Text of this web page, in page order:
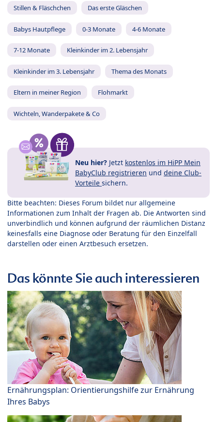
Stillen & Fläschchen Das erste Gläschen
Babys Hautpflege 0-3 Monate 4-6 Monate
7-12 Monate Kleinkinder im 2. Lebensjahr
Kleinkinder im 3. Lebensjahr Thema des Monats
Eltern in meiner Region Flohmarkt
Wichteln, Wanderpakete & Co
Neu hier? Jetzt kostenlos im HiPP Mein
BabyClub registrieren und deine Club-
Vorteile sichern.
Bitte beachten: Dieses Forum bildet nur allgemeine
Informationen zum Inhalt der Fragen ab. Die Antworten sind
unverbindlich und können aufgrund der räumlichen Distanz
keinesfalls eine Diagnose oder Beratung für den Einzelfall
darstellen oder einen Arztbesuch ersetzen.
Das könnte Sie auch interessieren
Ernährungsplan: Orientierungshilfe zur Ernährung
Ihres Babys